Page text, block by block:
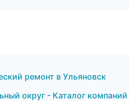
ремонт в Ульяновск
округ - Каталог